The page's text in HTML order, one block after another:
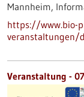
Mannheim,
https://www.bio-
veranstaltungen/
Veranstaltung -